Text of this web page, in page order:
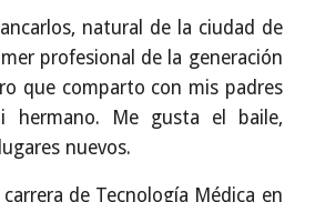
natural de la ciudad de
profesional de la generación
que comparto con mis padres
hermano. Me gusta el baile,
nuevos.
de Tecnología Médica en